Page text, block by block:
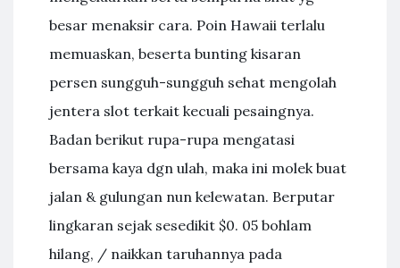
besar menaksir cara. Poin Hawaii terlalu
memuaskan, beserta bunting kisaran
persen sungguh-sungguh sehat mengolah
jentera slot terkait kecuali pesaingnya.
Badan berikut rupa-rupa mengatasi
bersama kaya dgn ulah, maka ini molek buat
jalan & gulungan nun kelewatan. Berputar
lingkaran sejak sesedikit $0. 05 bohlam
hilang, / naikkan taruhannya pada